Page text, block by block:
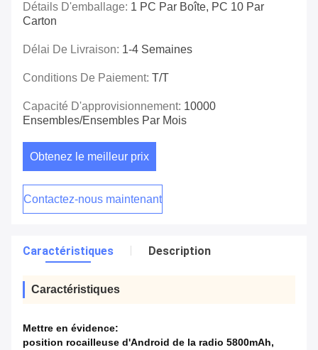
Détails D'emballage: 1 PC Par Boîte, PC 10 Par
Carton
Délai De Livraison: 1-4 Semaines
Conditions De Paiement: T/T
Capacité D'approvisionnement: 10000
Ensembles/ensembles Par Mois
Obtenez le meilleur prix
Contactez-nous maintenant
Caractéristiques Description
Caractéristiques
Mettre en évidence:
position rocailleuse d'Android de la radio 5800mAh,